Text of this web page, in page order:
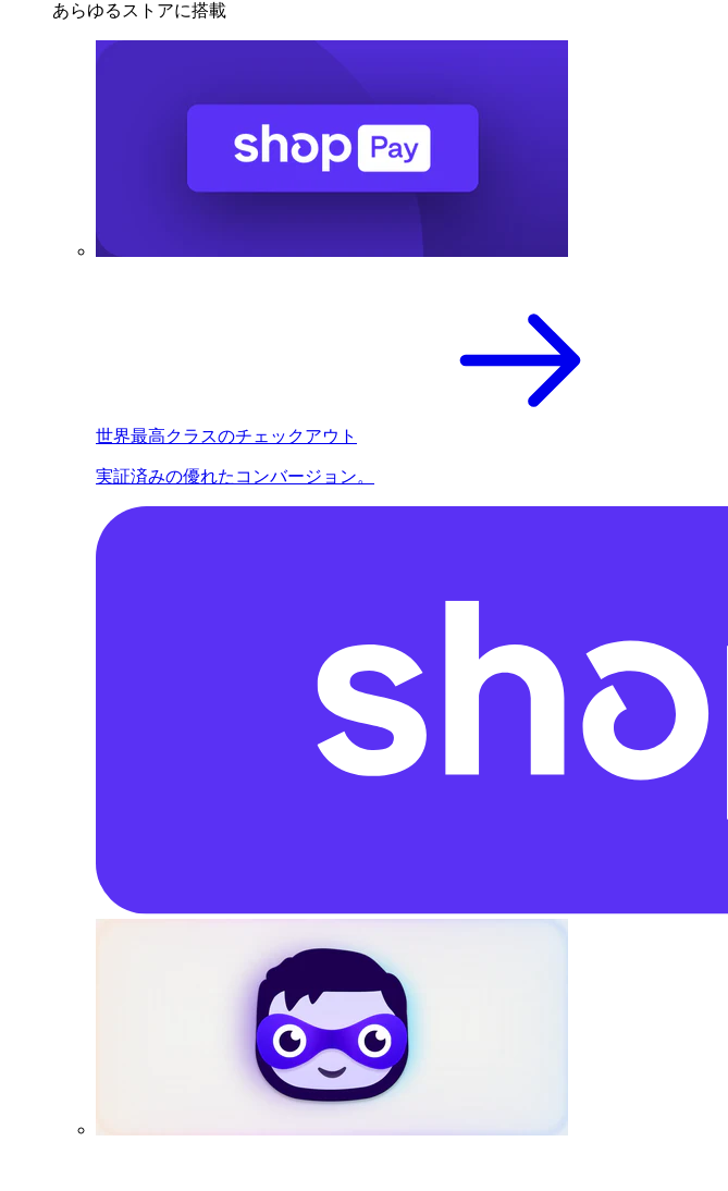
あらゆるストアに搭載
世界最高クラスのチェックアウト
実証済みの優れたコンバージョン。